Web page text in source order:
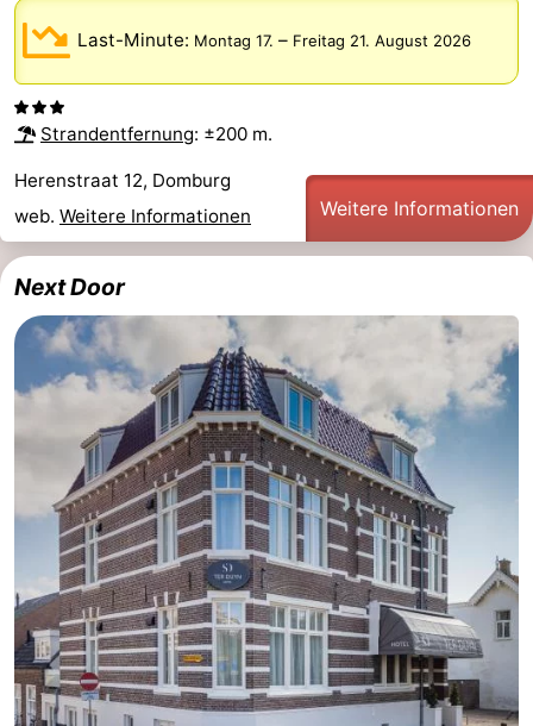
Natur
Het
Wetter
Kontakt
Last-Minute: Montag 17. – Freitag 21. August 2026
Strandentfernung: ±200 m.
Herenstraat 12, Domburg
web. Weitere Informationen Weitere Informationen
Next Door